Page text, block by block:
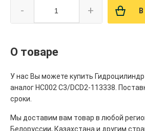
- +
О товаре
У нас Вы можете купить
аналог HC002 C3/DCD2-113338.
сроки.
Мы доставим вам товар в любой
Белоруссии, Казахстана и другим